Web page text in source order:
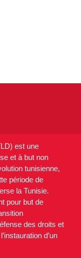
est une
et à but non
tunisienne,
période de
la Tunisie.
pour but de
des droits et
d’un